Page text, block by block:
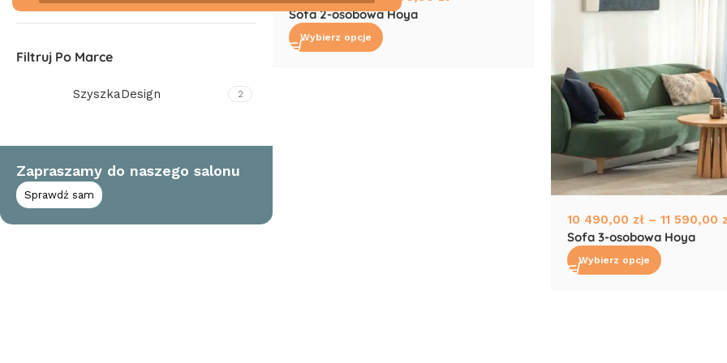
Filtruj Po Marce
SzyszkaDesign 2
Zapraszamy do naszego salonu
Sprawdź sam
Sofa 2-osobowa Hoya
Wybierz opcje
10 490,00 zł – 11 590,00
Sofa 3-osobowa Hoya
Wybierz opcje